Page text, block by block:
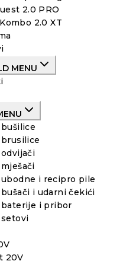
2.0 PRO
2.0 XT
MENU
bušilice
brusilice
odvijači
ubodne i recipro pile
bušači i udarni čekići
baterije i pribor
setovi
20V